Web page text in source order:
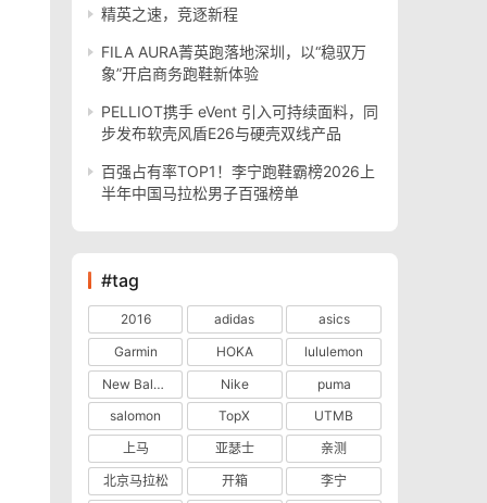
精英之速，竞逐新程
FILA AURA菁英跑落地深圳，以“稳驭万
象”开启商务跑鞋新体验
PELLIOT携手 eVent 引入可持续面料，同
步发布软壳风盾E26与硬壳双线产品
百强占有率TOP1！李宁跑鞋霸榜2026上
半年中国马拉松男子百强榜单
#tag
2016 adidas
asics
Garmin
HOKA
lululemon
New Balance
Nike
puma
salomon
TopX
UTMB
上马
亚瑟士
亲测
北京马拉松
开箱
李宁